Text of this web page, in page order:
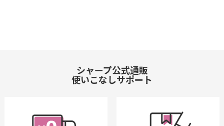
シャープ公式通販
使いこなしサポート